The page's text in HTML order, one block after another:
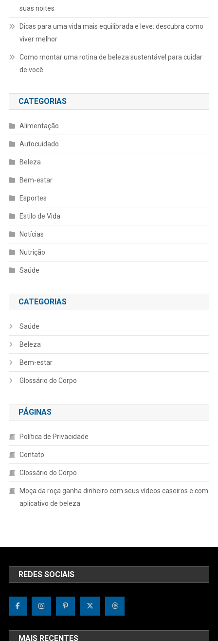
suas noites
Dicas para uma vida mais equilibrada e leve: descubra como
viver melhor
Como montar uma rotina de beleza sustentável para cuidar
de você
CATEGORIAS
Alimentação
Autocuidado
Beleza
Bem-estar
Esportes
Estilo de Vida
Notícias
Nutrição
Saúde
CATEGORIAS
Saúde
Beleza
Bem-estar
Glossário do Corpo
PÁGINAS
Política de Privacidade
Contato
Glossário do Corpo
Moça da roça ganha dinheiro com seus vídeos caseiros e com
aplicativo de beleza
REDES SOCIAIS
MAIS RECENTES